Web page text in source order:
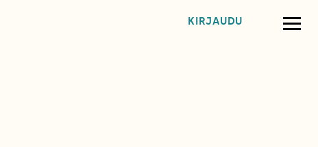
KIRJAUDU